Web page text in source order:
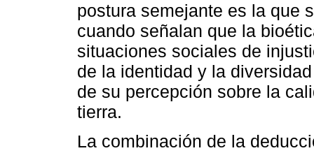
postura semejante es la que
cuando señalan que la
situaciones sociales de
de la identidad y la
de su percepción sobre la
tierra.
La combinación de la